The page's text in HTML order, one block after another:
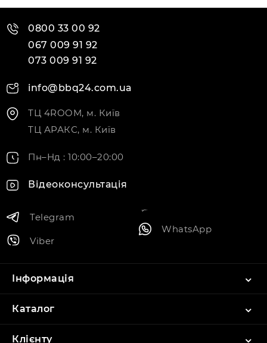
0800 33 00 92
067 009 91 92
073 009 91 92
info@bbq24.com.ua
ТЦ 4ROOM, м. Київ
ТЦ АРАКС, м. Київ
Пн–Нд : 10:00–20:00
Відеоконсультація
Telegram
Viber
WhatsApp
Інформація
Каталог
Клієнту